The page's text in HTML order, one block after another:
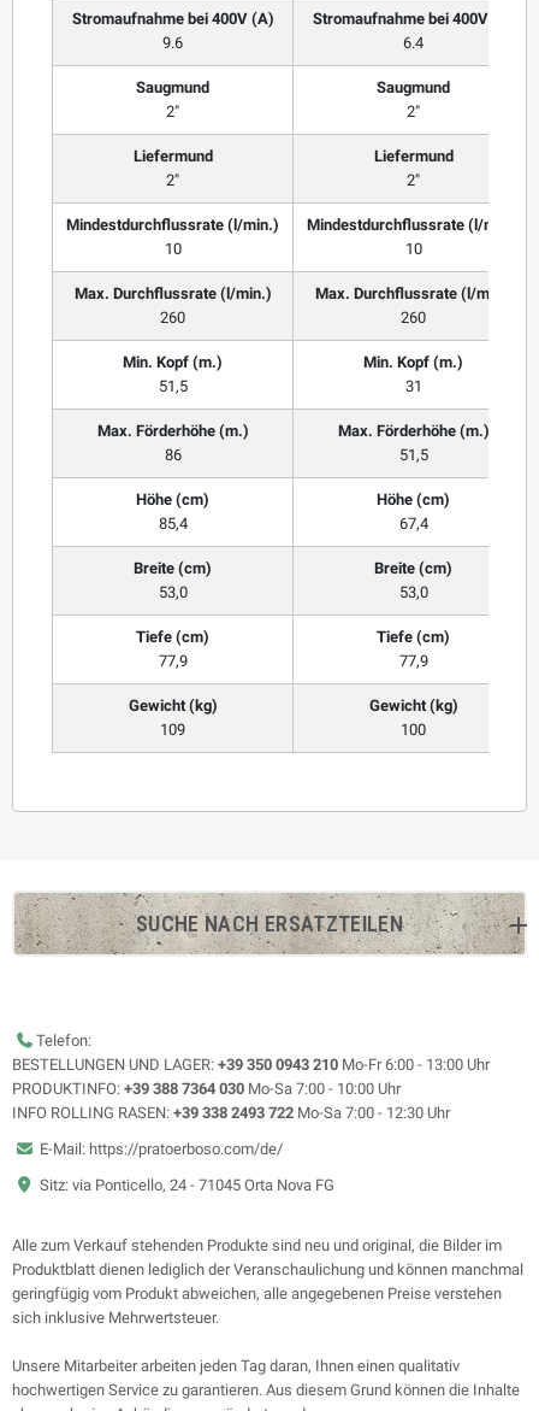
Stromaufnahme bei 400V (A)
9.6
Stromaufnahme bei 400V (A)
6.4
Saugmund
2"
Saugmund
2"
Liefermund
2"
Liefermund
2"
Mindestdurchflussrate (l/min.)
10
Mindestdurchflussrate (l/min.)
10
Max. Durchflussrate (l/min.)
260
Max. Durchflussrate (l/min.)
260
Min. Kopf (m.)
51,5
Min. Kopf (m.)
31
Max. Förderhöhe (m.)
86
Max. Förderhöhe (m.)
51,5
Höhe (cm)
85,4
Höhe (cm)
67,4
Breite (cm)
53,0
Breite (cm)
53,0
Tiefe (cm)
77,9
Tiefe (cm)
77,9
Gewicht (kg)
109
Gewicht (kg)
100
SUCHE NACH ERSATZTEILEN
Telefon:
BESTELLUNGEN UND LAGER: +39 350 0943 210 Mo-Fr 6:00 - 13:00 Uhr
PRODUKTINFO: +39 388 7364 030 Mo-Sa 7:00 - 10:00 Uhr
INFO ROLLING RASEN: +39 338 2493 722 Mo-Sa 7:00 - 12:30 Uhr
E-Mail: https://pratoerboso.com/de/
Sitz: via Ponticello, 24 - 71045 Orta Nova FG
Alle zum Verkauf stehenden Produkte sind neu und original, die Bilder im
Produktblatt dienen lediglich der Veranschaulichung und können manchmal
geringfügig vom Produkt abweichen, alle angegebenen Preise verstehen
sich inklusive Mehrwertsteuer.
Unsere Mitarbeiter arbeiten jeden Tag daran, Ihnen einen qualitativ
hochwertigen Service zu garantieren. Aus diesem Grund können die Inhalte